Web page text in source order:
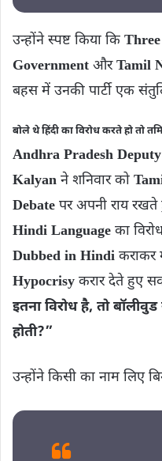
उन्होंने स्पष्ट किया कि
Government औरTamil
बहस में उनकी पार्टी एक
बोले थे हिंदी का विरोध करते हो तो
Andhra Pradesh
Kalyan ने शनिवार को
Debate पर अपनी राय
Hindi Language का
Dubbed in Hindi कराकर
Hypocrisy करार देते हुए
इतना विरोध है, तो
होती?”
उन्होंने किसी का नाम लिए